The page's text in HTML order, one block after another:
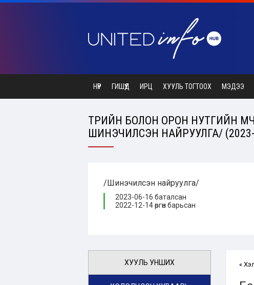
НҮҮР ГИШҮҮД ИРЦ ХУУЛЬ ТОГТООХ МЭДЭЭ
ТӨРИЙН БОЛОН ОРОН НУТГИЙН
ШИНЭЧИЛСЭН НАЙРУУЛГА/ (2023-
/Шинэчилсэн найруулга/
2023-06-16 баталсан
2022-12-14 өргөн барьсан
ХУУЛЬ УНШИХ «